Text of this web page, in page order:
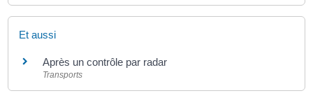
Et aussi
Après un contrôle par radar
Transports